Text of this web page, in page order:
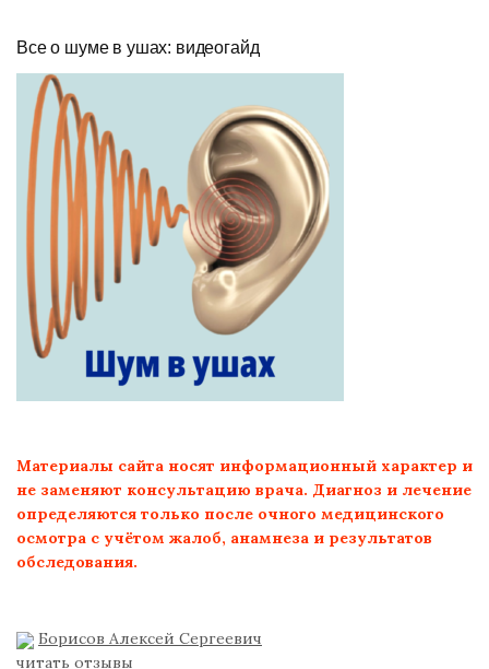
Все о шуме в ушах: видеогайд
Материалы сайта носят информационный характер и
не заменяют консультацию врача. Диагноз и лечение
определяются только после очного медицинского
осмотра с учётом жалоб, анамнеза и результатов
обследования.
Борисов Алексей Сергеевич
читать отзывы